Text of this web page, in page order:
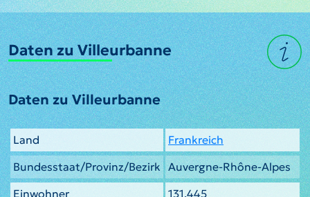
Daten zu Villeurbanne
Daten zu Villeurbanne
Land
Frankreich
Bundesstaat/Provinz/Bezirk Auvergne-Rhône-Alpes
Einwohner
131.445